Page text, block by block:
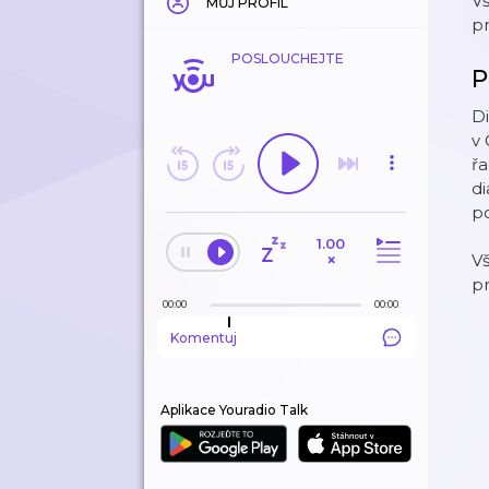
POSLOUCHEJTE
1.00
×
00:00 00:00
Komentuj
Aplikace Youradio Talk
v